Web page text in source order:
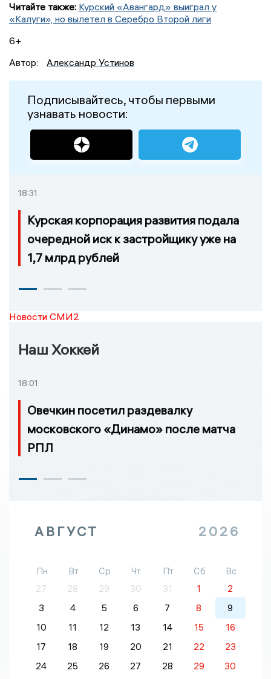
Читайте также: Курский «Авангард» выиграл у
«Калуги», но вылетел в Серебро Второй лиги
6+
Автор:
Александр Устинов
Подписывайтесь, чтобы первыми
узнавать новости:
18:31
Курская корпорация развития подала
очередной иск к застройщику уже на
1,7 млрд рублей
Новости СМИ2
Наш Хоккей
18:01
Овечкин посетил раздевалку
московского «Динамо» после матча
РПЛ
АВГУСТ 2026
Пн Вт Ср Чт Пт Сб
Вс
27
28 29 30 31 1
2
3
4 5 6 7 8
9
10
11 12 13 14 15
16
17
18 19 20 21 22
23
24
25 26 27 28 29
30